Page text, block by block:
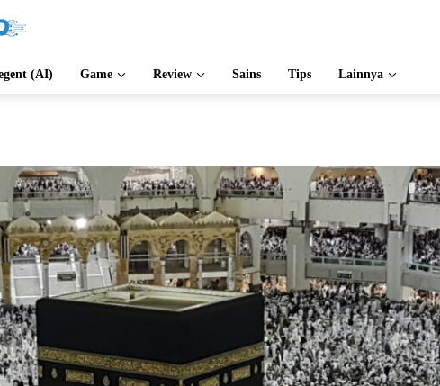
(AI) Game Review Sains Tips Lainnya